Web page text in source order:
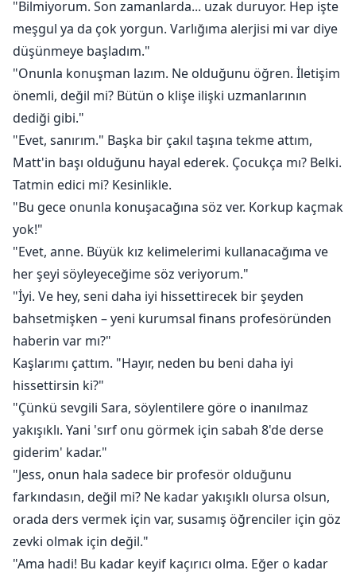
"Bilmiyorum. Son zamanlarda... uzak duruyor. Hep işte
meşgul ya da çok yorgun. Varlığıma alerjisi mi var diye
düşünmeye başladım."
"Onunla konuşman lazım. Ne olduğunu öğren. İletişim
önemli, değil mi? Bütün o klişe ilişki uzmanlarının
dediği gibi."
"Evet, sanırım." Başka bir çakıl taşına tekme attım,
Matt'in başı olduğunu hayal ederek. Çocukça mı? Belki.
Tatmin edici mi? Kesinlikle.
"Bu gece onunla konuşacağına söz ver. Korkup kaçmak
yok!"
"Evet, anne. Büyük kız kelimelerimi kullanacağıma ve
her şeyi söyleyeceğime söz veriyorum."
"İyi. Ve hey, seni daha iyi hissettirecek bir şeyden
bahsetmişken – yeni kurumsal finans profesöründen
haberin var mı?"
Kaşlarımı çattım. "Hayır, neden bu beni daha iyi
hissettirsin ki?"
"Çünkü sevgili Sara, söylentilere göre o inanılmaz
yakışıklı. Yani 'sırf onu görmek için sabah 8'de derse
giderim' kadar."
"Jess, onun hala sadece bir profesör olduğunu
farkındasın, değil mi? Ne kadar yakışıklı olursa olsun,
orada ders vermek için var, susamış öğrenciler için göz
zevki olmak için değil."
"Ama hadi! Bu kadar keyif kaçırıcı olma. Eğer o kadar